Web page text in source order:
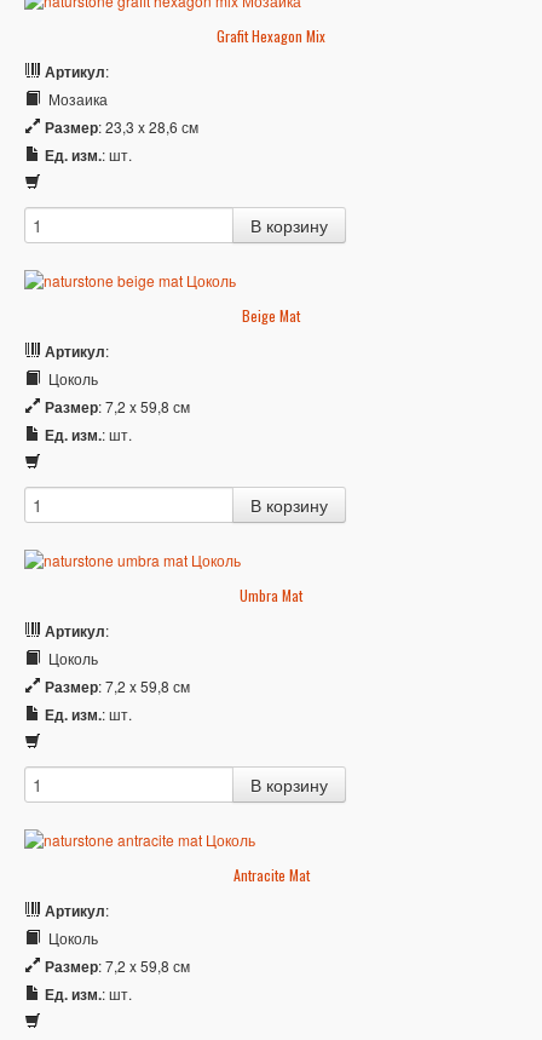
Grafit Hexagon Mix
Артикул:
Мозаика
Размер: 23,3 x 28,6 см
Ед. изм.: шт.
Beige Mat
Артикул:
Цоколь
Размер: 7,2 x 59,8 см
Ед. изм.: шт.
Umbra Mat
Артикул:
Цоколь
Размер: 7,2 x 59,8 см
Ед. изм.: шт.
Antracite Mat
Артикул:
Цоколь
Размер: 7,2 x 59,8 см
Ед. изм.: шт.